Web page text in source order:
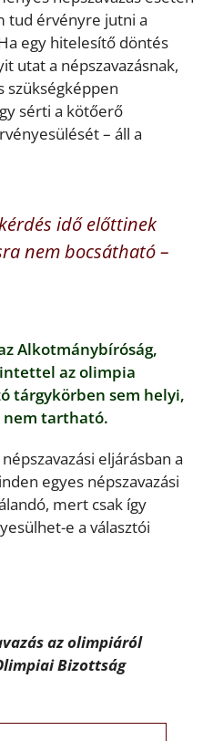
tud érvényre jutni a
egy hitelesítő döntés
utat a népszavazásnak,
szükségképpen
sérti a kötőerő
– áll a
idő előttinek
nem bocsátható –
Alkotmánybíróság,
az olimpia
tárgykörben sem helyi,
nem tartható.
eljárásban a
egyes népszavazási
mert csak így
e a választói
az olimpiáról
Bizottság